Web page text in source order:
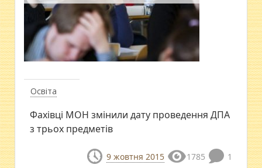
Освіта
Фахівці МОН змінили дату проведення ДПА
з трьох предметів
9 жовтня 2015 1785 1